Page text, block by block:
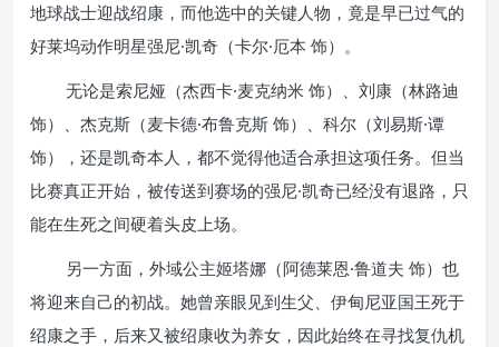
地球战士迎战绍康，而他选中的关键人物，竟是早已过气的
好莱坞动作明星强尼·凯奇（卡尔·厄本 饰）。
无论是索尼娅（杰西卡·麦克纳米 饰）、刘康（林路迪
饰）、杰克斯（麦卡德·布鲁克斯 饰）、科尔（刘易斯·谭
饰），还是凯奇本人，都不觉得他适合承担这项任务。但当
比赛真正开始，被传送到赛场的强尼·凯奇已经没有退路，只
能在生死之间硬着头皮上场。
另一方面，外域公主姬塔娜（阿德莱恩·鲁道夫 饰）也
将迎来自己的初战。她曾亲眼见到生父、伊甸尼亚国王死于
绍康之手，后来又被绍康收为养女，因此始终在寻找复仇机